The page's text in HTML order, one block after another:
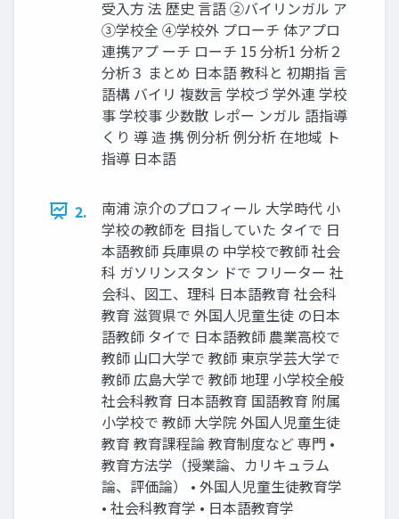
受入方 法 歴史 言語 ②バイリンガル ア
③学校全 ④学校外 プローチ 体アプロ
連携アプ ーチ ローチ 15 分析1 分析２
分析３ まとめ 日本語 教科と 初期指 言
語構 バイリ 複数言 学校づ 学外連 学校
事 学校事 少数散 レポー ンガル 語指導
くり 導 造 携 例分析 例分析 在地域 ト
指導 日本語
2.
南浦 涼介のプロフィール 大学時代 小
学校の教師を 目指していた タイで 日
本語教師 兵庫県の 中学校で教師 社会
科 ガソリンスタン ドで フリーター 社
会科、図工、理科 日本語教育 社会科
教育 滋賀県で 外国人児童生徒 の日本
語教師 タイで 日本語教師 農業高校で
教師 山口大学で 教師 東京学芸大学で
教師 広島大学で 教師 地理 小学校全般
社会科教育 日本語教育 国語教育 附属
小学校で 教師 大学院 外国人児童生徒
教育 教育課程論 教育制度など 専門 •
教育方法学（授業論、カリキュラム
論、評価論） • 外国人児童生徒教育学
• 社会科教育学 • 日本語教育学